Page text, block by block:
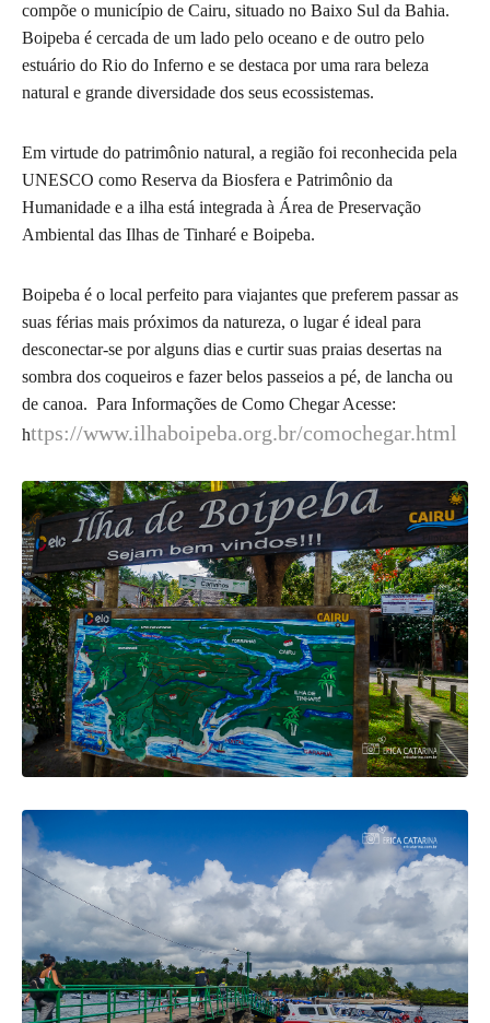
compõe o município de Cairu, situado no Baixo Sul da Bahia.
Boipeba é cercada de um lado pelo oceano e de outro pelo
estuário do Rio do Inferno e se destaca por uma rara beleza
natural e grande diversidade dos seus ecossistemas.
Em virtude do patrimônio natural, a região foi reconhecida pela
UNESCO como Reserva da Biosfera e Patrimônio da
Humanidade e a ilha está integrada à Área de Preservação
Ambiental das Ilhas de Tinharé e Boipeba.
Boipeba é o local perfeito para viajantes que preferem passar as
suas férias mais próximos da natureza, o lugar é ideal para
desconectar-se por alguns dias e curtir suas praias desertas na
sombra dos coqueiros e fazer belos passeios a pé, de lancha ou
de canoa. Para Informações de Como Chegar Acesse:
https://www.ilhaboipeba.org.br/comochegar.html